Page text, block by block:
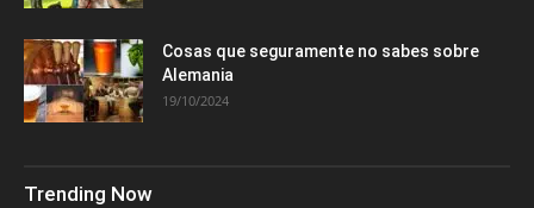
Cosas que seguramente no sabes sobre
Alemania
19/10/2024
Trending Now